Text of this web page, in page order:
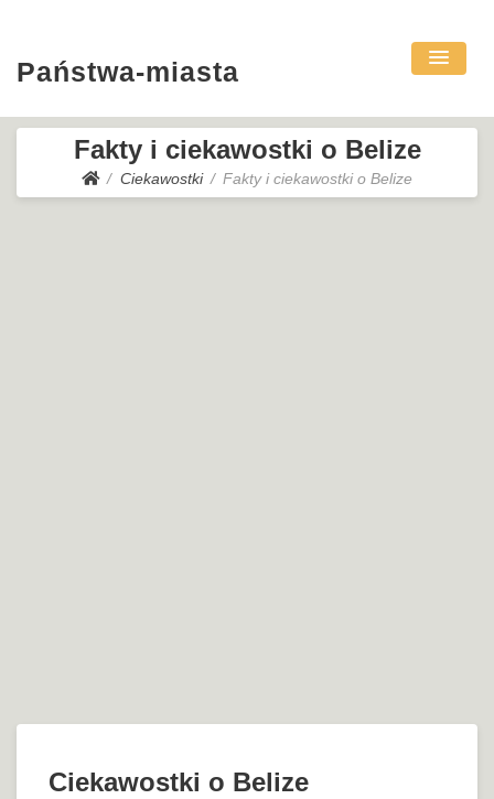
Państwa-miasta
Fakty i ciekawostki o Belize
Ciekawostki Fakty i ciekawostki o Belize
Ciekawostki o Belize